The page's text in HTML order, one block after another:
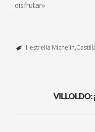
disfrutar»
1 estrella Michelin
VILLOLDO: